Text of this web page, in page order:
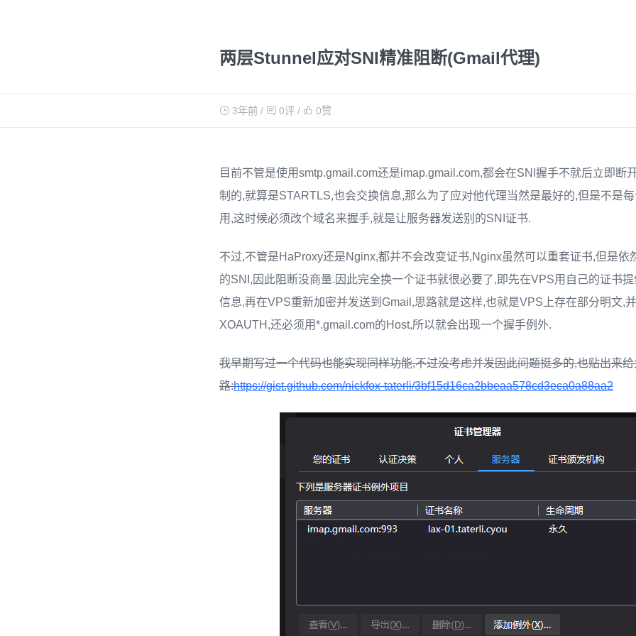
两层Stunnel应对SNI精准阻断(Gmail代理)
3年前/ 0评/ 0赞
目前不管是使用smtp.gmail.com还是imap.gmail.com,都会在SNI握手不就后立即断
制的,就算是STARTLS,也会交换信息,那么为了应对他代理当然是最好的,但是不是
用,这时候必须改个域名来握手,就是让服务器发送别的SNI证书.
不过,不管是HaProxy还是Nginx,都并不会改变证书,Nginx虽然可以重套证书,但是依
的SNI,因此阻断没商量.因此完全换一个证书就很必要了,即先在VPS用自己的证书
信息,再在VPS重新加密并发送到Gmail,思路就是这样,也就是VPS上存在部分明文,
XOAUTH,还必须用*.gmail.com的Host,所以就会出现一个握手例外.
我早期写过一个代码也能实现同样功能,不过没考虑并发因此问题挺多的,也贴出来
路:https://gist.github.com/nickfox-taterli/3bf15d16ca2bbeaa578cd3eca0a88aa2